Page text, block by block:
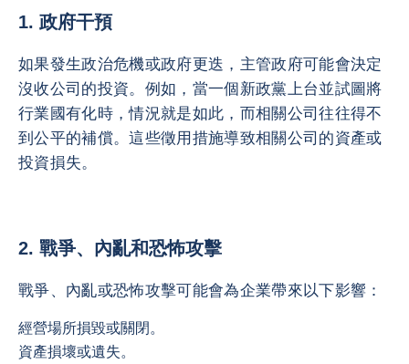
1. 政府干預
如果發生政治危機或政府更迭，主管政府可能會決定
沒收公司的投資。例如，當一個新政黨上台並試圖將
行業國有化時，情況就是如此，而相關公司往往得不
到公平的補償。這些徵用措施導致相關公司的資產或
投資損失。
2. 戰爭、內亂和恐怖攻擊
戰爭、內亂或恐怖攻擊可能會為企業帶來以下影響：
經營場所損毀或關閉。
資產損壞或遺失。